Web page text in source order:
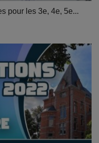
pour les 3e, 4e, 5e...